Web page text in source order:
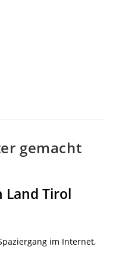
gemacht
Land Tirol
im Internet,